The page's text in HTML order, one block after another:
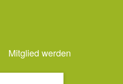
Mitglied werden